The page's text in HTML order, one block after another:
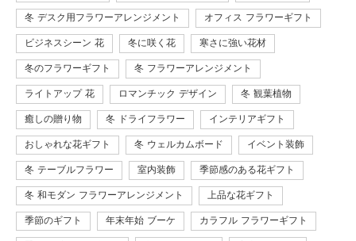
冬 デスク用フラワーアレンジメント オフィス フラワーギフト
ビジネスシーン 花 冬に咲く花 寒さに強い花材
冬のフラワーギフト 冬 フラワーアレンジメント
ライトアップ 花 ロマンチック デザイン 冬 観葉植物
癒しの贈り物 冬 ドライフラワー インテリアギフト
おしゃれな花ギフト 冬 ウェルカムボード イベント装飾
冬 テーブルフラワー 室内装飾 季節感のある花ギフト
冬 和モダン フラワーアレンジメント 上品な花ギフト
季節のギフト 年末年始 ブーケ カラフル フラワーギフト